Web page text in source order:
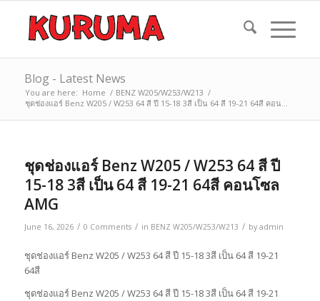
Blog - Latest News
You are here: Home / BENZ W205/W253/W213 /
ชุดช่องแอร์ Benz W205 / W253 64 สี ปี 15-18 3สี เป็น 64 สี 19-21 64สี คอน...
ชุดช่องแอร์ Benz W205 / W253 64 สี ปี
15-18 3สี เป็น 64 สี 19-21 64สี คอนโซล
AMG
June 16, 2026 / 0 Comments / in BENZ W205/W253/W213 / by admin
ชุดช่องแอร์ Benz W205 / W253 64 สี ปี 15-18 3สี เป็น 64 สี 19-21
64สี
ชุดช่องแอร์ Benz W205 / W253 64 สี ปี 15-18 3สี เป็น 64 สี 19-21